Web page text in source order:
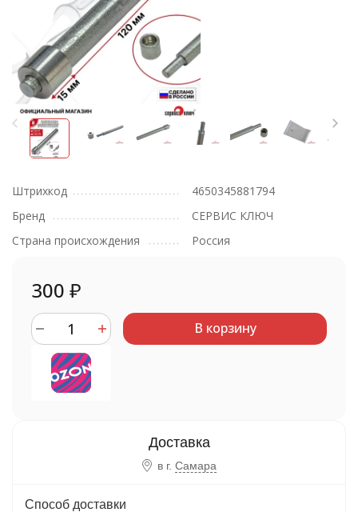
Штрихкод
4650345881794
Бренд
СЕРВИС КЛЮЧ
Страна происхождения
Россия
300 ₽
В корзину
в г. Самара
Способ доставки